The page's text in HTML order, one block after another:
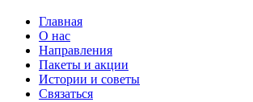
Главная
О нас
Направления
Пакеты и акции
Истории и советы
Связаться